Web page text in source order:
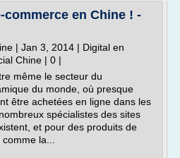
commerce en Chine ! -
| Jan 3, 2014 | Digital en
Chine | 0 |
même le secteur du
du monde, où presque
être achetées en ligne dans les
spécialistes des sites
et pour des produits de
la...